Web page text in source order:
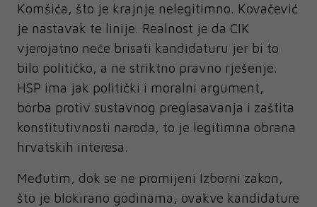
Komšića, što je krajnje nelegitimno. Kovačević
je nastavak te linije. Realnost je da CIK
vjerojatno neće brisati kandidaturu jer bi to
bilo političko, a ne striktno pravno rješenje.
HSP ima jak politički i moralni argument,
borba protiv sustavnog preglasavanja i zaštita
konstitutivnosti naroda, to je legitimna obrana
hrvatskih interesa.
Međutim, dok se ne promijeni Izborni zakon,
što je blokirano godinama, ovakve kandidature